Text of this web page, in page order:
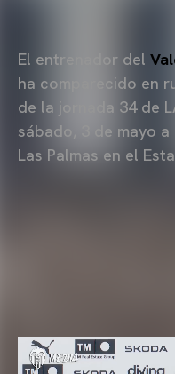
El entrenador del
ha comparecido en
de la jornada 34 de
sábado, 3 de mayo
Las Palmas en el